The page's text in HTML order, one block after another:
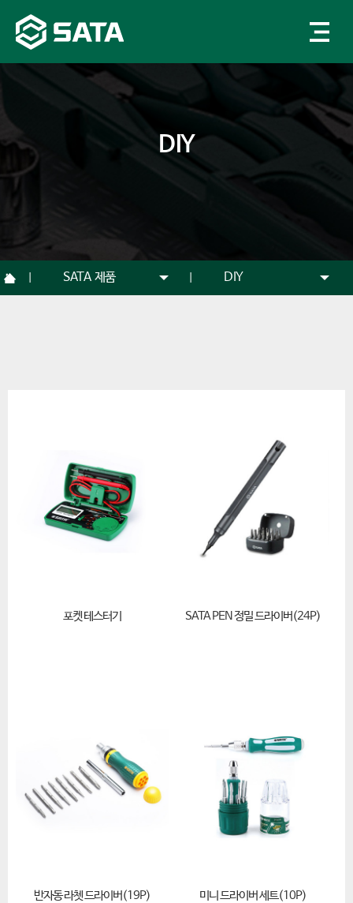
DIY
SATA 제품 DIY
포켓 테스터기 SATA PEN 정밀 드라이버(24P)
반자동 라쳇 드라이버(19P) 미니 드라이버 세트(10P)